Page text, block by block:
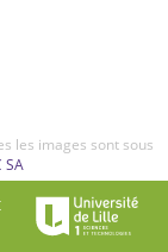
les images sont sous
SA